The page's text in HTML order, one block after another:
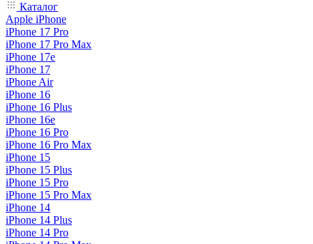
Каталог
Apple iPhone
iPhone 17 Pro
iPhone 17 Pro Max
iPhone 17e
iPhone 17
iPhone Air
iPhone 16
iPhone 16 Plus
iPhone 16e
iPhone 16 Pro
iPhone 16 Pro Max
iPhone 15
iPhone 15 Plus
iPhone 15 Pro
iPhone 15 Pro Max
iPhone 14
iPhone 14 Plus
iPhone 14 Pro